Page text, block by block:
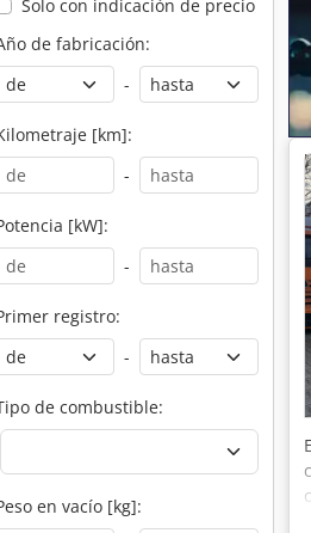
Solo con indicación de precio
de fabricación:
-
[km]:
-
[kW]:
-
registro:
-
de combustible:
en vacío [kg]: